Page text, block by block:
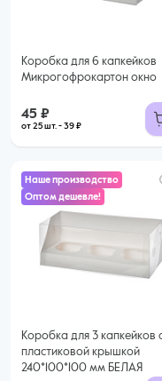
Коробка для 6 капкейков
Микрогофрокартон окно
45 ₽
от 25 шт. - 39 ₽
Купить оптом
44 ₽ за шт. при заказе от 50
Наше производство
Оптом дешевле!
Коробка для 3 капкейков
пластиковой крышкой
240*100*100 мм БЕЛАЯ
43 ₽
39 ₽ за шт. при заказе от 50
40 ₽
35 ₽ за шт. при
Купить оптом